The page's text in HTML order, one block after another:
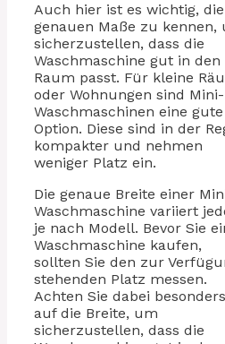
Auch hier ist es wichtig, die
genauen Maße zu kennen,
sicherzustellen, dass die
Waschmaschine gut in den
Raum passt. Für kleine
oder Wohnungen sind Mini-
Waschmaschinen eine gute
Option. Diese sind in der
kompakter und nehmen
weniger Platz ein.
Die genaue Breite einer
Waschmaschine variiert
je nach Modell. Bevor Sie
Waschmaschine kaufen,
sollten Sie den zur
stehenden Platz messen.
Achten Sie dabei besonders
auf die Breite, um
sicherzustellen, dass die